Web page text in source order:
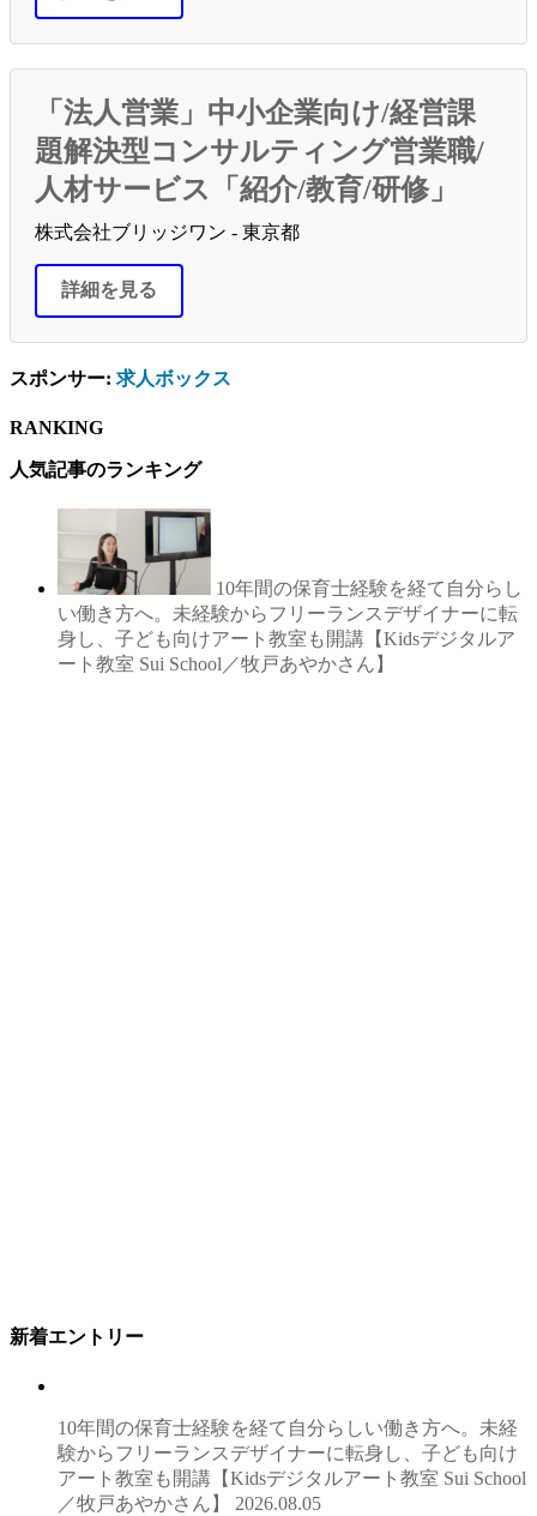
「法人営業」中小企業向け/経営課
題解決型コンサルティング営業職/
人材サービス「紹介/教育/研修」
株式会社ブリッジワン - 東京都
詳細を見る
スポンサー: 求人ボックス
RANKING
人気記事のランキング
10年間の保育士経験を経て自分らし
い働き方へ。未経験からフリーランスデザイナーに転
身し、子ども向けアート教室も開講【Kidsデジタルア
ート教室 Sui School／牧戸あやかさん】
新着エントリー
10年間の保育士経験を経て自分らしい働き方へ。未経
験からフリーランスデザイナーに転身し、子ども向け
アート教室も開講【Kidsデジタルアート教室 Sui School
／牧戸あやかさん】 2026.08.05